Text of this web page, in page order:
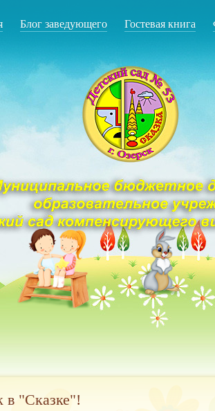
Блог заведующего Гостевая книга
в "Сказке"!